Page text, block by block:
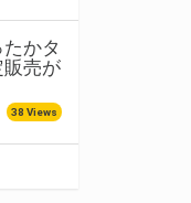
かタ
売が
38 Views